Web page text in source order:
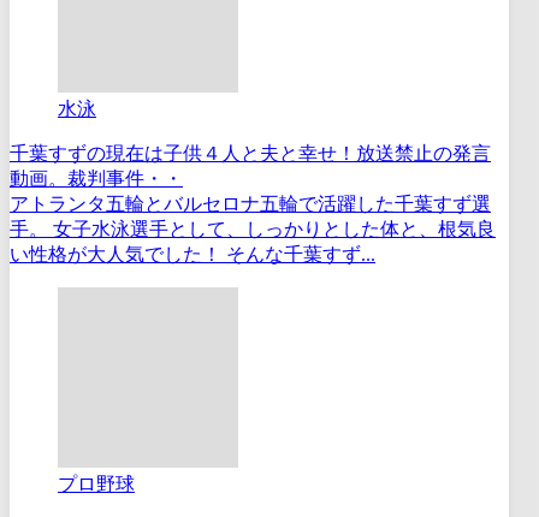
水泳
千葉すずの現在は子供４人と夫と幸せ！放送禁止の発言
動画。裁判事件・・
アトランタ五輪とバルセロナ五輪で活躍した千葉すず選
手。 女子水泳選手として、しっかりとした体と、根気良
い性格が大人気でした！ そんな千葉すず...
プロ野球